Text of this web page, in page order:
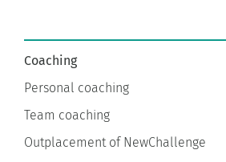
Coaching
Personal coaching
Outplacement of NewChallenge
Stress, burnout, en bore-out